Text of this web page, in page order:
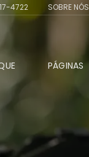
4722 SOBRE NÓS
DJI AIR 3S FLY MORE
RC 2
PÁGINAS
Login